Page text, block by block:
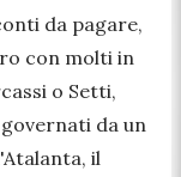
da pagare,
con molti in
o Setti,
da un
il